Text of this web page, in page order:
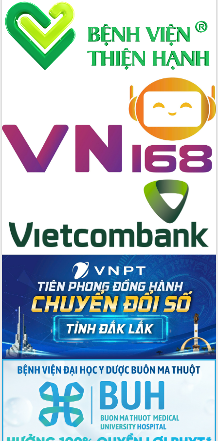
Hòn Yến phát triển du lịch gắn với bảo
tồn biển
Lấy ý kiến điều chỉnh Quy hoạch tỉnh
Đắk Lắk thời kỳ 2021-2030, tầm nhìn
đến năm 2050
Phát động chiến dịch 30 ngày đêm
giải phóng mặt bằng Tuyến đường bộ
Đắk Lắk ký kết thỏa thuận hợp tác về
chuyển đổi số giai đoạn 2026 – 2030
với Tập đoàn Bưu chính Viễn thông
Việt Nam
Thứ trưởng Bộ Y tế làm việc với tỉnh
Đắk Lắk về phát triển nhân lực y tế
Tập huấn ứng dụng trí tuệ nhân tạo (AI)
trong thương mại điện tử năm 2026
trao đổi thông tin trước Kỳ họp thứ
Quyết liệt cải cách hành chính, khơi
thông nguồn lực phát triển
Nâng cao hiệu lực, hiệu quả HĐND
tỉnh thông qua hiện đại hóa hành chính
Xã Ea Phê gắn cải cách hành chính với
chuyển đổi số
Phó Chủ tịch Thường trực UBND tỉnh
Hồ Thị Nguyên Thảo làm việc tại Trung
tâm Phục vụ hành chính công xã Ea
Xây dựng nền hành chính số đồng
hành cùng nông dân dân, doanh nghiệp
Giai đoạn 2026-2030, Đắk Lắk phấn
đấu có 77% xã đạt chuẩn nông thôn